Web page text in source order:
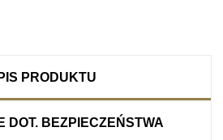
PRODUKTU
DOT. BEZPIECZEŃSTWA